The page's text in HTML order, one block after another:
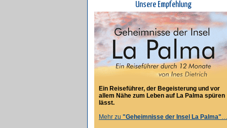
Unsere Empfehlung
Ein Reiseführer, der Begeisterung und vor
allem Nähe zum Leben auf La Palma spüren
lässt.
Mehr zu "Geheimnisse der Insel La Palma"…